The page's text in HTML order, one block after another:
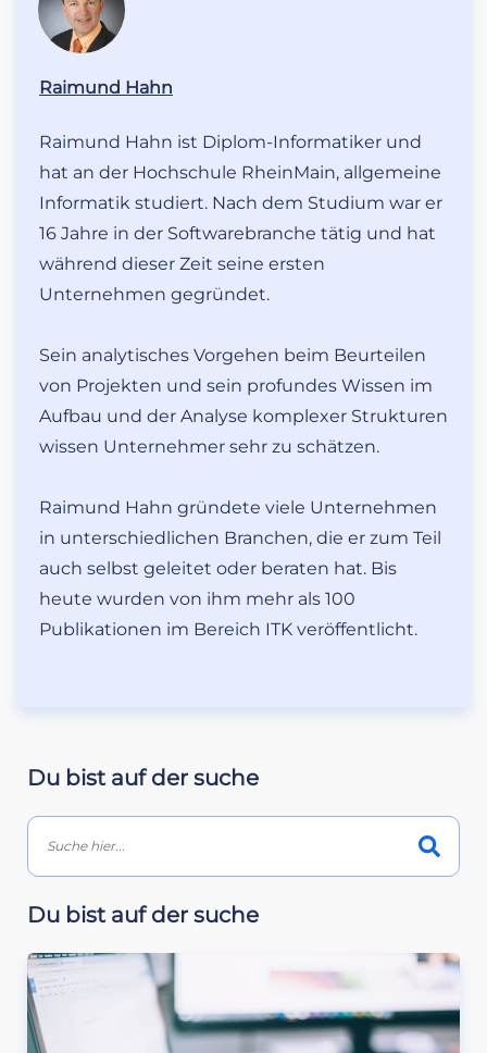
Raimund Hahn
Raimund Hahn ist Diplom-Informatiker und
hat an der Hochschule RheinMain, allgemeine
Informatik studiert. Nach dem Studium war er
16 Jahre in der Softwarebranche tätig und hat
während dieser Zeit seine ersten
Unternehmen gegründet.
Sein analytisches Vorgehen beim Beurteilen
von Projekten und sein profundes Wissen im
Aufbau und der Analyse komplexer Strukturen
wissen Unternehmer sehr zu schätzen.
Raimund Hahn gründete viele Unternehmen
in unterschiedlichen Branchen, die er zum Teil
auch selbst geleitet oder beraten hat. Bis
heute wurden von ihm mehr als 100
Publikationen im Bereich ITK veröffentlicht.
Du bist auf der suche
Du bist auf der suche